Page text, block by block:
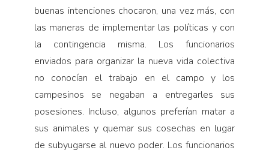
buenas intenciones chocaron, una vez más, con
las maneras de implementar las políticas y con
la contingencia misma. Los funcionarios
enviados para organizar la nueva vida colectiva
no conocían el trabajo en el campo y los
campesinos se negaban a entregarles sus
posesiones. Incluso, algunos preferían matar a
sus animales y quemar sus cosechas en lugar
de subyugarse al nuevo poder. Los funcionarios